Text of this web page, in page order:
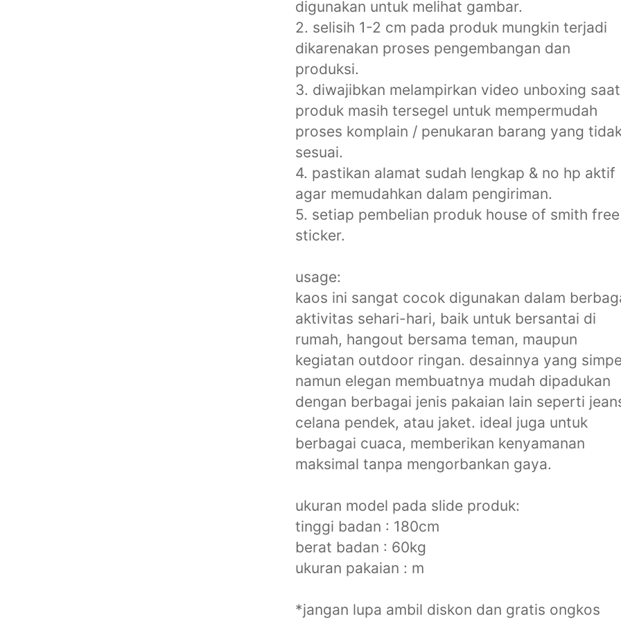
digunakan untuk melihat gambar.
2. selisih 1-2 cm pada produk mungkin terjadi
dikarenakan proses pengembangan dan
produksi.
3. diwajibkan melampirkan video unboxing saat
produk masih tersegel untuk mempermudah
proses komplain / penukaran barang yang
sesuai.
4. pastikan alamat sudah lengkap & no hp aktif
agar memudahkan dalam pengiriman.
5. setiap pembelian produk house of smith free
sticker.
usage:
kaos ini sangat cocok digunakan dalam
aktivitas sehari-hari, baik untuk bersantai di
rumah, hangout bersama teman, maupun
kegiatan outdoor ringan. desainnya yang
namun elegan membuatnya mudah dipadukan
dengan berbagai jenis pakaian lain seperti
celana pendek, atau jaket. ideal juga untuk
berbagai cuaca, memberikan kenyamanan
maksimal tanpa mengorbankan gaya.
ukuran model pada slide produk:
tinggi badan : 180cm
berat badan : 60kg
ukuran pakaian : m
*jangan lupa ambil diskon dan gratis ongkos